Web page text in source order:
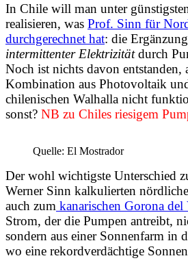
In Chile will man unter
realisieren, was Prof. Sinn für
durchgerechnet hat: die
intermittenter Elektrizitätdurch
Noch ist nichts davon entstanden,
Kombination aus Photovoltaik
chilenischen Walhalla nicht
sonst? NB zu Chiles riesigem
Quelle: El Mostrador
Der wohl wichtigste Unterschied
Werner Sinn kalkulierten
auch zum kanarischen Gorona del
Strom, der die Pumpen antreibt,
sondern aus einer Sonnenfarm in
wo eine rekordverdächtige